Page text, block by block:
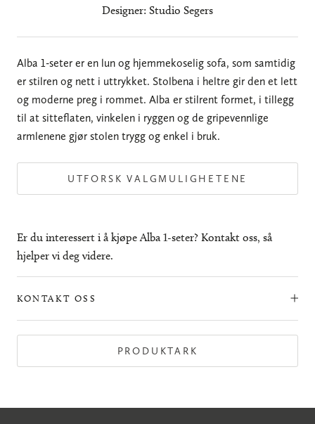
Designer: Studio Segers
Alba 1-seter er en lun og hjemmekoselig sofa, som samtidig
er stilren og nett i uttrykket. Stolbena i heltre gir den et lett
og moderne preg i rommet. Alba er stilrent formet, i tillegg
til at sitteflaten, vinkelen i ryggen og de gripevennlige
armlenene gjør stolen trygg og enkel i bruk.
UTFORSK VALGMULIGHETENE
Er du interessert i å kjøpe Alba 1-seter? Kontakt oss, så
hjelper vi deg videre.
KONTAKT OSS
PRODUKTARK